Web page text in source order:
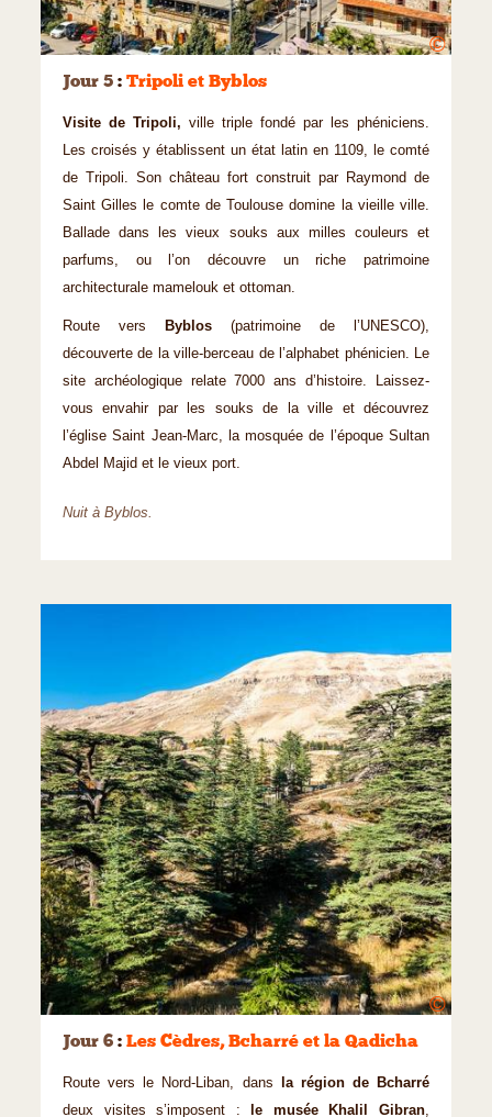
©
Jour 5 : Tripoli et Byblos
Visite de Tripoli, ville triple fondé par les phéniciens.
Les croisés y établissent un état latin en 1109, le comté
de Tripoli. Son château fort construit par Raymond de
Saint Gilles le comte de Toulouse domine la vieille ville.
Ballade dans les vieux souks aux milles couleurs et
parfums, ou l’on découvre un riche patrimoine
architecturale mamelouk et ottoman.
Route vers Byblos (patrimoine de l’UNESCO),
découverte de la ville-berceau de l’alphabet phénicien. Le
site archéologique relate 7000 ans d’histoire. Laissez-
vous envahir par les souks de la ville et découvrez
l’église Saint Jean-Marc, la mosquée de l’époque Sultan
Abdel Majid et le vieux port.
Nuit à Byblos.
©
Jour 6 : Les Cèdres, Bcharré et la Qadicha
Route vers le Nord-Liban, dans
la région de Bcharré
deux visites s’imposent :
le musée Khalil Gibran,